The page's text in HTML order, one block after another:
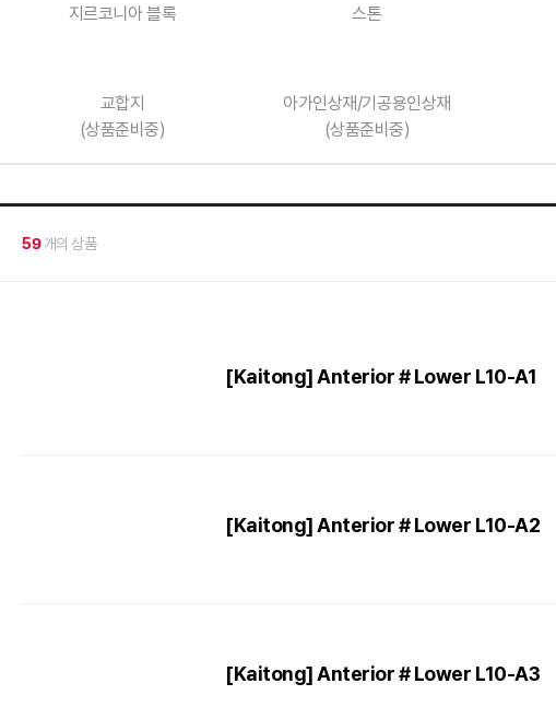
지르코니아 블록 스톤
교합지
(상품준비중)
아가인상재/기공용인상재
(상품준비중)
59개의 상품
[Kaitong] Anterior # Lower L10-A1
[Kaitong] Anterior # Lower L10-A2
[Kaitong] Anterior # Lower L10-A3